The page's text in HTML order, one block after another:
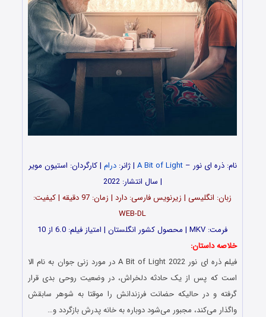
نام: ذره ای نور –A Bit of Light | ژانر:درام | کارگردان: استیون مویر
| سال انتشار: 2022
زبان: انگلیسی | زیرنویس فارسی: دارد | زمان: 97 دقیقه | کیفیت:
WEB-DL
فرمت: MKV | محصول کشور انگلستان | امتیاز فیلم: 6.0 از 10
خلاصه داستان:
فیلم ذره ای نور A Bit of Light 2022 در مورد زنی جوان به نام الا
است که پس از یک حادثه دلخراش، در وضعیت روحی بدی قرار
گرفته و در حالیکه حضانت فرزندانش را موقتا به شوهر سابقش
واگذار می‌کند، مجبور می‌شود دوباره به خانه پدرش بازگردد و…